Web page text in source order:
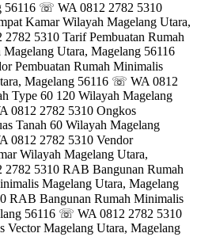
56116 ☏ WA 0812 2782 5310
Kamar Wilayah Magelang Utara,
5310 Tarif Pembuatan Rumah
Utara, Magelang 56116
Pembuatan Rumah Minimalis
Magelang 56116 ☏ WA 0812
Type 60 120 Wilayah Magelang
0812 2782 5310 Ongkos
Tanah 60 Wilayah Magelang
0812 2782 5310 Vendor
Wilayah Magelang Utara,
5310 RAB Bangunan Rumah
Magelang Utara, Magelang
RAB Bangunan Rumah Minimalis
56116 ☏ WA 0812 2782 5310
Vector Magelang Utara, Magelang